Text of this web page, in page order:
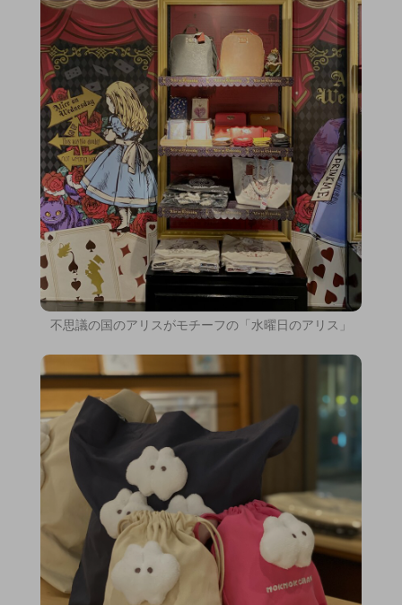
不思議の国のアリスがモチーフの「水曜日のアリス」